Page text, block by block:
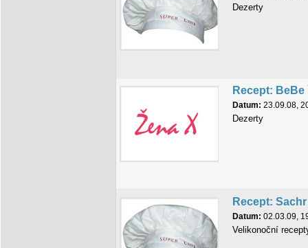
Dezerty
Recept:
Datum: 23.09.08,
Dezerty
Recept:
Datum: 02.03.09,
Velikonoční